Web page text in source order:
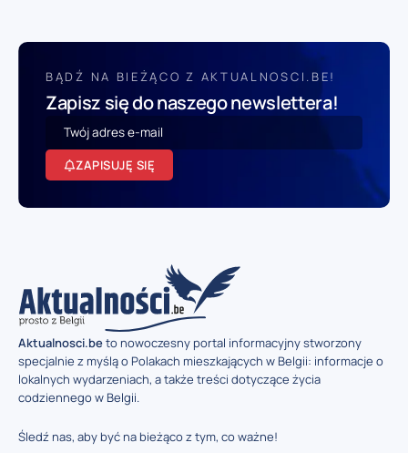
BĄDŹ NA BIEŻĄCO Z AKTUALNOSCI.BE!
Zapisz się do naszego newslettera!
ZAPISUJĘ SIĘ
Aktualnosci.beto nowoczesny portal informacyjny stworzony
specjalnie z myślą o Polakach mieszkających w Belgii: informacje o
lokalnych wydarzeniach, a także treści dotyczące życia
codziennego w Belgii.
Śledź nas, aby być na bieżąco z tym, co ważne!